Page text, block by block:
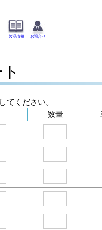
製品情報 お問合せ
てください。
数量